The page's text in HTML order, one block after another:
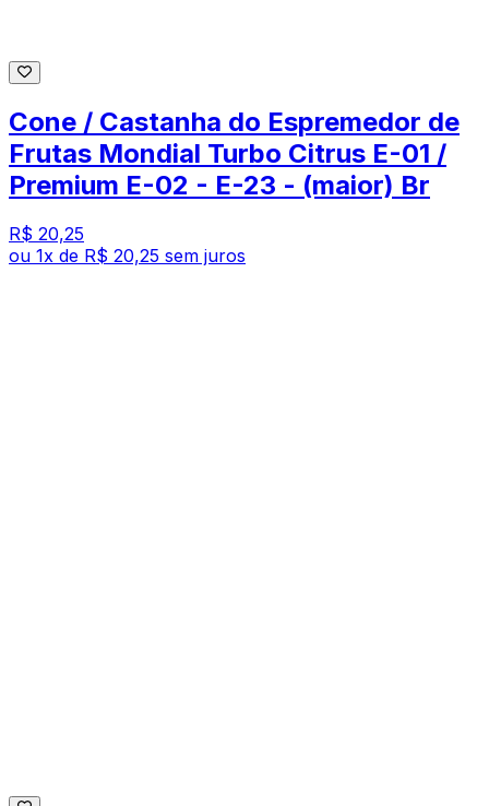
Cone / Castanha do Espremedor de
Frutas Mondial Turbo Citrus E-01 /
Premium E-02 - E-23 - (maior) Br
R$ 20,25
ou 1x de R$ 20,25 sem juros